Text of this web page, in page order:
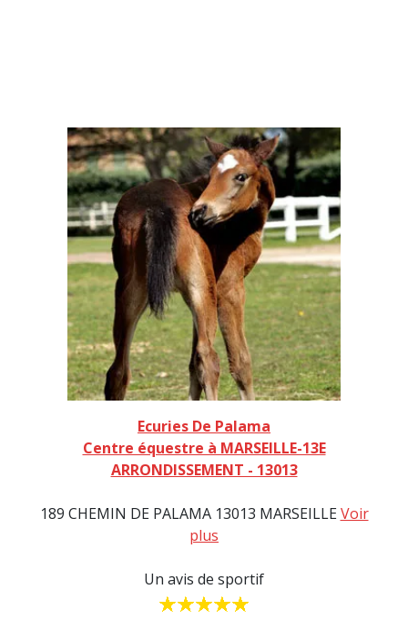
Ecuries De Palama
Centre équestre à MARSEILLE-13E
ARRONDISSEMENT - 13013
189 CHEMIN DE PALAMA 13013 MARSEILLEVoir
plus
Un avis de sportif